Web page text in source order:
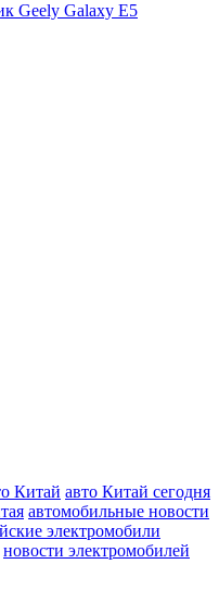
Geely Galaxy E5
Китай авто Китай сегодня
автомобильные новости
электромобили
новости электромобилей